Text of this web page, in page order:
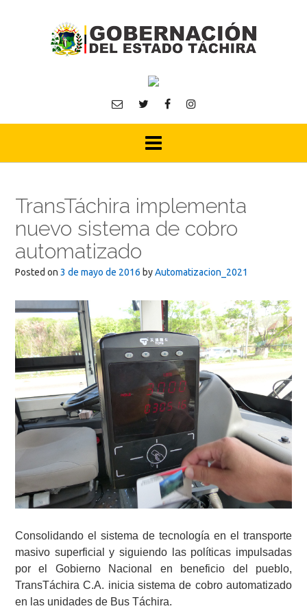
TransTáchira implementa
nuevo sistema de cobro
automatizado
Posted on 3 de mayo de 2016 byAutomatizacion_2021
Consolidando el sistema de tecnología en el transporte
masivo superficial y siguiendo las políticas impulsadas
por el Gobierno Nacional en beneficio del pueblo,
TransTáchira C.A. inicia sistema de cobro automatizado
en las unidades de Bus Táchira.